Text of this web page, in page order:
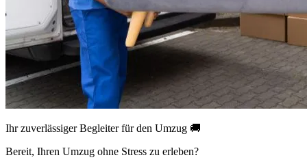
Ihr zuverlässiger Begleiter für den Umzug 🚚
Bereit, Ihren Umzug ohne Stress zu erleben?